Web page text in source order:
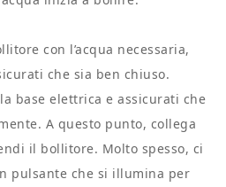
con l’acqua necessaria,
che sia ben chiuso.
base elettrica e assicurati che
A questo punto, collega
il bollitore. Molto spesso, ci
pulsante che si illumina per